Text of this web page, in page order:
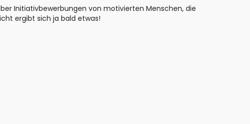
Initiativbewerbungen von motivierten Menschen, die
ergibt sich ja bald etwas!